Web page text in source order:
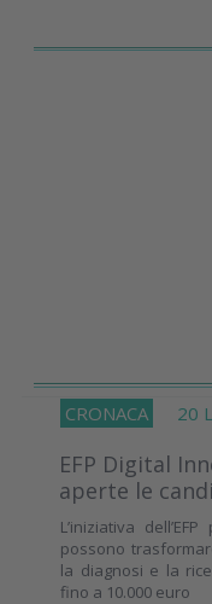
CRONACA 20
EFP Digital
aperte le
L’iniziativa
possono
la diagnosi e la
fino a 10.000 euro